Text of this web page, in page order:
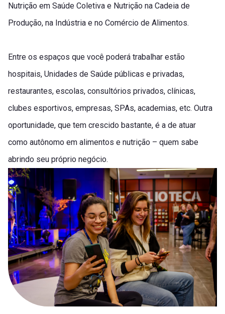
Nutrição em Saúde Coletiva e Nutrição na Cadeia de
Produção, na Indústria e no Comércio de Alimentos.
Entre os espaços que você poderá trabalhar estão
hospitais, Unidades de Saúde públicas e privadas,
restaurantes, escolas, consultórios privados, clínicas,
clubes esportivos, empresas, SPAs, academias, etc. Outra
oportunidade, que tem crescido bastante, é a de atuar
como autônomo em alimentos e nutrição – quem sabe
abrindo seu próprio negócio.